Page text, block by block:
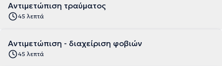
Αντιμετώπιση τραύματος
45 λεπτά
Αντιμετώπιση - διαχείριση φοβιών
45 λεπτά